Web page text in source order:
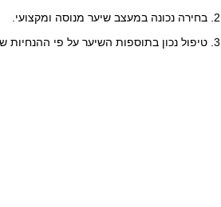
2. בחירה נכונה במעצב שיער מנוסה ומקצועי.
3. טיפול נכון בתוספות השיער על פי ההנחיות שקבלת.